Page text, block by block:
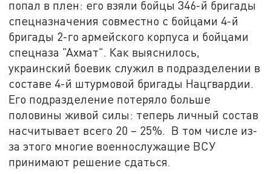
попал в плен: его взяли бойцы 346-й бригады
спецназначения совместно с бойцами 4-й
бригады 2-го армейского корпуса и бойцами
спецназа "Ахмат". Как выяснилось,
украинский боевик служил в подразделении в
составе 4-й штурмовой бригады Нацгвардии.
Его подразделение потеряло больше
половины живой силы: теперь личный состав
насчитывает всего 20 – 25%. В том числе из-
за этого многие военнослужащие ВСУ
принимают решение сдаться.